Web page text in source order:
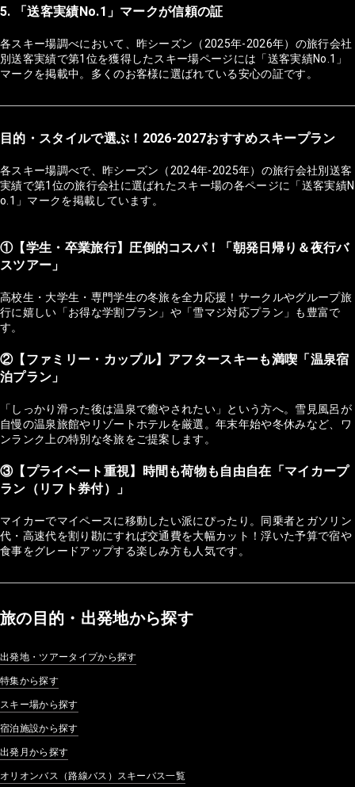
5. 「送客実績No.1」マークが信頼の証
各スキー場調べにおいて、昨シーズン（2025年-2026年）の旅行会社
別送客実績で第1位を獲得したスキー場ページには「送客実績No.1」
マークを掲載中。多くのお客様に選ばれている安心の証です。
目的・スタイルで選ぶ！2026-2027おすすめスキープラン
各スキー場調べで、昨シーズン（2024年-2025年）の旅行会社別送客
実績で第1位の旅行会社に選ばれたスキー場の各ページに「送客実績N
o.1」マークを掲載しています。
①【学生・卒業旅行】圧倒的コスパ！「朝発日帰り＆夜行バ
スツアー」
高校生・大学生・専門学生の冬旅を全力応援！サークルやグループ旅
行に嬉しい「お得な学割プラン」や「雪マジ対応プラン」も豊富で
す。
②【ファミリー・カップル】アフタースキーも満喫「温泉宿
泊プラン」
「しっかり滑った後は温泉で癒やされたい」という方へ。雪見風呂が
自慢の温泉旅館やリゾートホテルを厳選。年末年始や冬休みなど、ワ
ンランク上の特別な冬旅をご提案します。
③【プライベート重視】時間も荷物も自由自在「マイカープ
ラン（リフト券付）」
マイカーでマイペースに移動したい派にぴったり。同乗者とガソリン
代・高速代を割り勘にすれば交通費を大幅カット！浮いた予算で宿や
食事をグレードアップする楽しみ方も人気です。
旅の目的・出発地から探す
出発地・ツアータイプから探す
特集から探す
スキー場から探す
宿泊施設から探す
出発月から探す
オリオンバス（路線バス）スキーバス一覧